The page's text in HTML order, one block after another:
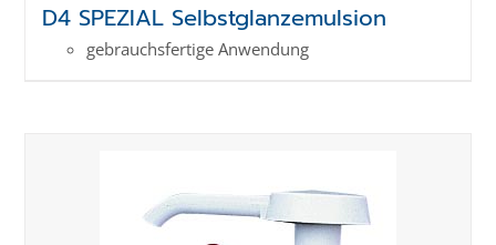
D4 SPEZIAL Selbstglanzemulsion
gebrauchsfertige Anwendung